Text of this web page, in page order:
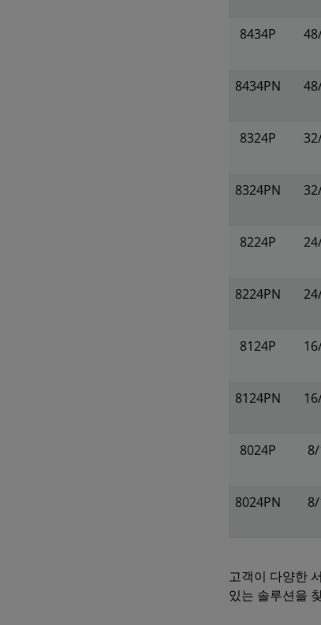
8434P
8434PN
8324P
8324PN
8224P
8224PN
8124P
8124PN
8024P
8024PN
고객이 다양한
있는 솔루션을